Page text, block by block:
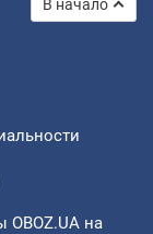
В начало
на